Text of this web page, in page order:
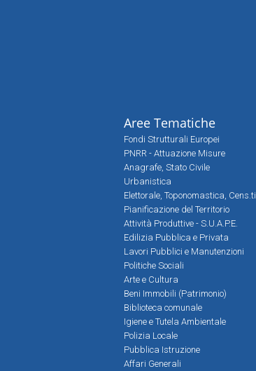
Aree Tematiche
Fondi Strutturali Europei
PNRR - Attuazione Misure
Anagrafe, Stato Civile
Urbanistica
Elettorale, Toponomastica, Cens.ti
Pianificazione del Territorio
Attività Produttive - S.U.A.P.E.
Edilizia Pubblica e Privata
Lavori Pubblici e Manutenzioni
Politiche Sociali
Arte e Cultura
Beni Immobili (Patrimonio)
Biblioteca comunale
Igiene e Tutela Ambientale
Polizia Locale
Pubblica Istruzione
Affari Generali